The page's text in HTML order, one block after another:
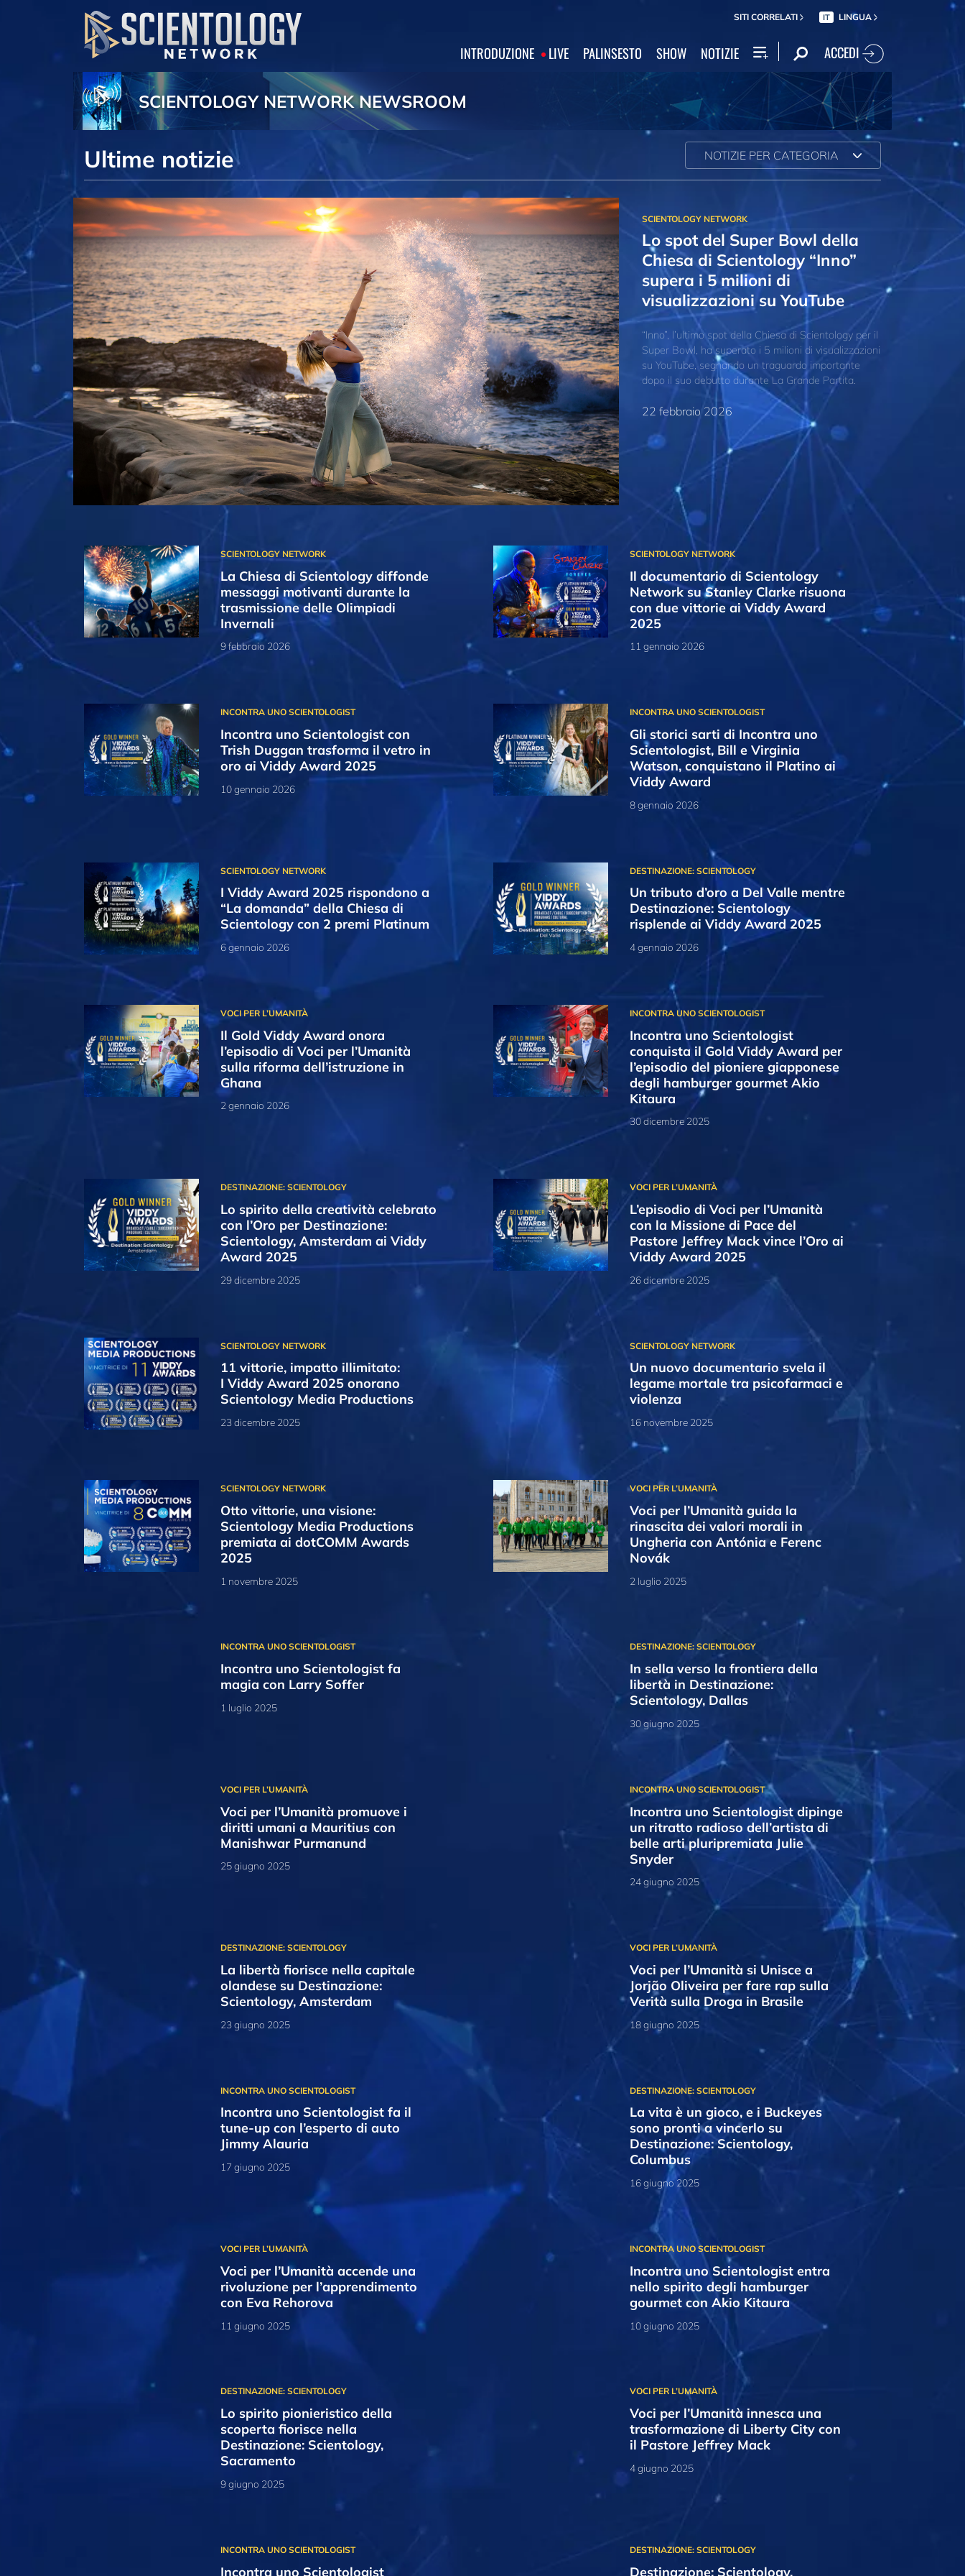
SITI CORRELATI IT LINGUA
INTRODUZIONE LIVE PALINSESTO SHOW NOTIZIE ACCEDI
SCIENTOLOGY NETWORK NEWSROOM
Ultime notizie NOTIZIE PER CATEGORIA
Lo spot del Super Bowl della
Chiesa di Scientology “Inno”
supera i 5 milioni di
visualizzazioni su YouTube
“Inno”, l’ultimo spot della Chiesa di Scientology per il
Super Bowl, ha superato i 5 milioni di visualizzazioni
su YouTube, segnando un traguardo importante
dopo il suo debutto durante La Grande Partita.
22 febbraio 2026
La Chiesa di Scientology diffonde
messaggi motivanti durante la
trasmissione delle Olimpiadi
Invernali
9 febbraio 2026
Il documentario di Scientology
Network su Stanley Clarke risuona
con due vittorie ai Viddy Award
2025
11 gennaio 2026
Incontra uno Scientologist con
Trish Duggan trasforma il vetro in
oro ai Viddy Award 2025
10 gennaio 2026
Gli storici sarti di Incontra uno
Scientologist, Bill e Virginia
Watson, conquistano il Platino ai
Viddy Award
8 gennaio 2026
I Viddy Award 2025 rispondono a
“La domanda” della Chiesa di
Scientology con 2 premi Platinum
6 gennaio 2026
Un tributo d’oro a Del Valle mentre
Destinazione: Scientology
risplende ai Viddy Award 2025
4 gennaio 2026
Il Gold Viddy Award onora
l’episodio di Voci per l’Umanità
sulla riforma dell’istruzione in
Ghana
2 gennaio 2026
Incontra uno Scientologist
conquista il Gold Viddy Award per
l’episodio del pioniere giapponese
degli hamburger gourmet Akio
Kitaura
30 dicembre 2025
Lo spirito della creatività celebrato
con l’Oro per Destinazione:
Scientology, Amsterdam ai Viddy
Award 2025
29 dicembre 2025
L’episodio di Voci per l’Umanità
con la Missione di Pace del
Pastore Jeffrey Mack vince l’Oro ai
Viddy Award 2025
26 dicembre 2025
11 vittorie, impatto illimitato:
I Viddy Award 2025 onorano
Scientology Media Productions
23 dicembre 2025
Un nuovo documentario svela il
legame mortale tra psicofarmaci e
violenza
16 novembre 2025
Otto vittorie, una visione:
Scientology Media Productions
premiata ai dotCOMM Awards
2025
1 novembre 2025
Voci per l’Umanità guida la
rinascita dei valori morali in
Ungheria con Antónia e Ferenc
Novák
2 luglio 2025
Incontra uno Scientologist fa
magia con Larry Soffer
1 luglio 2025
In sella verso la frontiera della
libertà in Destinazione:
Scientology, Dallas
30 giugno 2025
Voci per l’Umanità promuove i
diritti umani a Mauritius con
Manishwar Purmanund
25 giugno 2025
Incontra uno Scientologist dipinge
un ritratto radioso dell’artista di
belle arti pluripremiata Julie
Snyder
24 giugno 2025
La libertà fiorisce nella capitale
olandese su Destinazione:
Scientology, Amsterdam
23 giugno 2025
Voci per l’Umanità si Unisce a
Jorjão Oliveira per fare rap sulla
Verità sulla Droga in Brasile
18 giugno 2025
Incontra uno Scientologist fa il
tune-up con l’esperto di auto
Jimmy Alauria
17 giugno 2025
La vita è un gioco, e i Buckeyes
sono pronti a vincerlo su
Destinazione: Scientology,
Columbus
16 giugno 2025
Voci per l’Umanità accende una
rivoluzione per l’apprendimento
con Eva Rehorova
11 giugno 2025
Incontra uno Scientologist entra
nello spirito degli hamburger
gourmet con Akio Kitaura
10 giugno 2025
Lo spirito pionieristico della
scoperta fiorisce nella
Destinazione: Scientology,
Sacramento
9 giugno 2025
Voci per l’Umanità innesca una
trasformazione di Liberty City con
il Pastore Jeffrey Mack
4 giugno 2025
Incontra uno Scientologist Destinazione: Scientology,